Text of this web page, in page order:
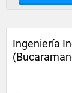
Ingeniería